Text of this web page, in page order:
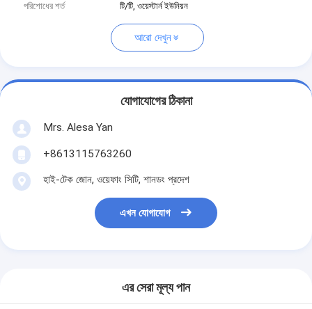
পরিশোধের শর্ত
টি/টি, ওয়েস্টার্ন ইউনিয়ন
আরো দেখুন
যোগাযোগের ঠিকানা
Mrs. Alesa Yan
+8613115763260
হাই-টেক জোন, ওয়েফাং সিটি, শানডং প্রদেশ
এখন যোগাযোগ
এর সেরা মূল্য পান